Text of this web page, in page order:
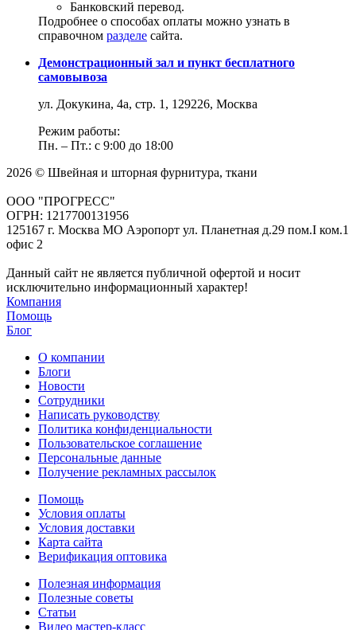
Банковский перевод.
Подробнее о способах оплаты можно узнать в
справочном разделе сайта.
Демонстрационный зал и пункт бесплатного
самовывоза
ул. Докукина, 4а, стр. 1, 129226, Москва
Режим работы:
Пн. – Пт.: с 9:00 до 18:00
2026 © Швейная и шторная фурнитура, ткани
ООО "ПРОГРЕСС"
ОГРН: 1217700131956
125167 г. Москва МО Аэропорт ул. Планетная д.29 пом.I ком.1
офис 2
Данный сайт не является публичной офертой и носит
исключительно информационный характер!
Компания
Помощь
Блог
О компании
Блоги
Новости
Сотрудники
Написать руководству
Политика конфиденциальности
Пользовательское соглашение
Персональные данные
Получение рекламных рассылок
Помощь
Условия оплаты
Условия доставки
Карта сайта
Верификация оптовика
Полезная информация
Полезные советы
Статьи
Видео мастер-класс